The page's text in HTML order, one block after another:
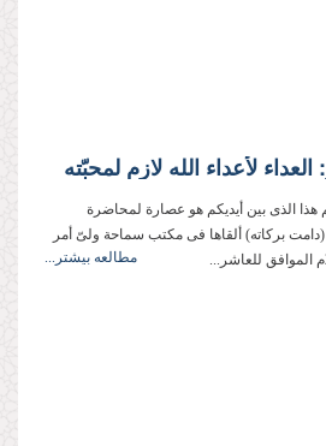
لأعداء الله لازم لمحبّته
هذا الذی بین أیدیكم هو عصارة لمحاضرة
(دامت بركاته) ألقاها فی مكتب سماحة ولیّ أمر
مطالعه بیشتر...